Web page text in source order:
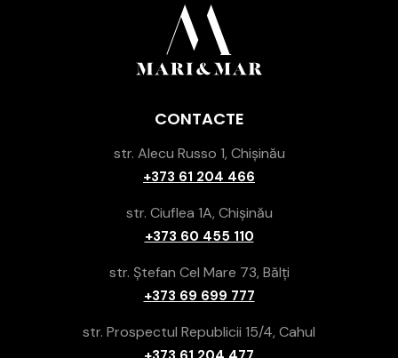
CONTACTE
str. Alecu Russo 1, Chișinău
+373 61 204 466
str. Ciuflea 1A, Chișinău
+373 60 455 110
str. Ștefan Cel Mare 73, Bălți
+373 69 699 777
str. Prospectul Republicii 15/4, Cahul